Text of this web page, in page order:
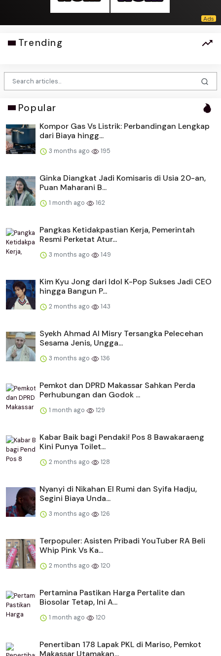
Trending
Popular
Kompor Gas Vs Listrik: Perbandingan Lengkap
dari Biaya hingg...
3 months ago 195
Ginka Diangkat Jadi Komisaris di Usia 20-an,
Puan Maharani B...
1 month ago 162
Pangkas Ketidakpastian Kerja, Pemerintah
Resmi Perketat Atur...
3 months ago 149
Kim Kyu Jong dari Idol K-Pop Sukses Jadi CEO
hingga Bangun P...
2 months ago 143
Syekh Ahmad Al Misry Tersangka Pelecehan
Sesama Jenis, Ungga...
3 months ago 136
Pemkot dan DPRD Makassar Sahkan Perda
Perhubungan dan Godok ...
1 month ago 129
Kabar Baik bagi Pendaki! Pos 8 Bawakaraeng
Kini Punya Toilet...
2 months ago 128
Nyanyi di Nikahan El Rumi dan Syifa Hadju,
Segini Biaya Unda...
3 months ago 126
Terpopuler: Asisten Pribadi YouTuber RA Beli
Whip Pink Vs Ka...
2 months ago 120
Pertamina Pastikan Harga Pertalite dan
Biosolar Tetap, Ini A...
1 month ago 120
Penertiban 178 Lapak PKL di Mariso, Pemkot
Makassar Utamakan...